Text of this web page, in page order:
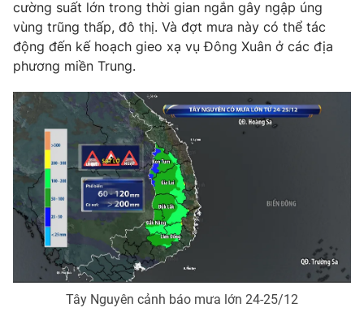
Video Shorts video
VTV Sức khoẻ Bất động sản
Thị trường 24h Tấm lòng Việt
VTV4 Vươn mình bằng AI
VTV9 VTV8
cường suất lớn trong thời gian ngắn gây ngập úng
vùng trũng thấp, đô thị. Và đợt mưa này có thể tác
động đến kế hoạch gieo xạ vụ Đông Xuân ở các địa
phương miền Trung.
Tây Nguyên cảnh báo mưa lớn 24-25/12